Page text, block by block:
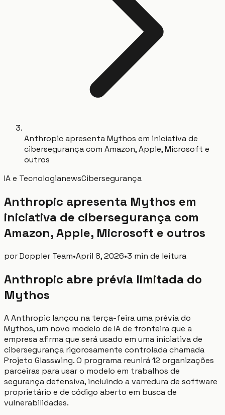
Anthropic apresenta Mythos em iniciativa de
cibersegurança com Amazon, Apple, Microsoft e
outros
IA e TecnologianewsCibersegurança
Anthropic apresenta Mythos em
iniciativa de cibersegurança com
Amazon, Apple, Microsoft e outros
porDoppler Team•April 8, 2026•3 min de leitura
Anthropic abre prévia limitada do
Mythos
A Anthropic lançou na terça-feira uma prévia do
Mythos, um novo modelo de IA de fronteira que a
empresa afirma que será usado em uma iniciativa de
cibersegurança rigorosamente controlada chamada
Projeto Glasswing. O programa reunirá 12 organizações
parceiras para usar o modelo em trabalhos de
segurança defensiva, incluindo a varredura de software
proprietário e de código aberto em busca de
vulnerabilidades.